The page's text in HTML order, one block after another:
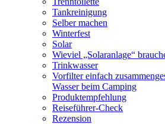
Tankreinigung
Selber machen
Winterfest
Solar
Wieviel „Solaranlage“
Trinkwasser
Vorfilter einfach
Wasser beim Camping
Produktempfehlung
Reiseführer-Check
Rezension